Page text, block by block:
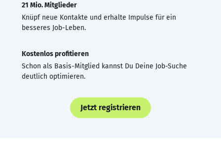
21 Mio. Mitglieder
Knüpf neue Kontakte und erhalte Impulse für ein
besseres Job-Leben.
Kostenlos profitieren
Schon als Basis-Mitglied kannst Du Deine Job-Suche
deutlich optimieren.
Jetzt registrieren